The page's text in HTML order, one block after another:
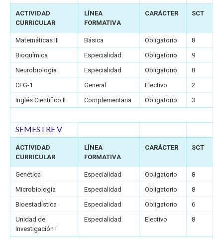
ACTIVIDAD
CURRICULAR
LÍNEA
FORMATIVA
CARÁCTER SCT
Matemáticas III Básica Obligatorio
8
Bioquímica
Especialidad Obligatorio
9
Neurobiología
Especialidad Obligatorio
8
CFG-1
General Electivo
2
Inglés Científico II
Complementaria Obligatorio 3
SEMESTRE V
ACTIVIDAD
CURRICULAR
LÍNEA
FORMATIVA
CARÁCTER SCT
Genética Especialidad Obligatorio
8
Microbiología
Especialidad Obligatorio
8
Bioestadística
Especialidad Obligatorio
6
Unidad de
Investigación I
Especialidad Electivo 8